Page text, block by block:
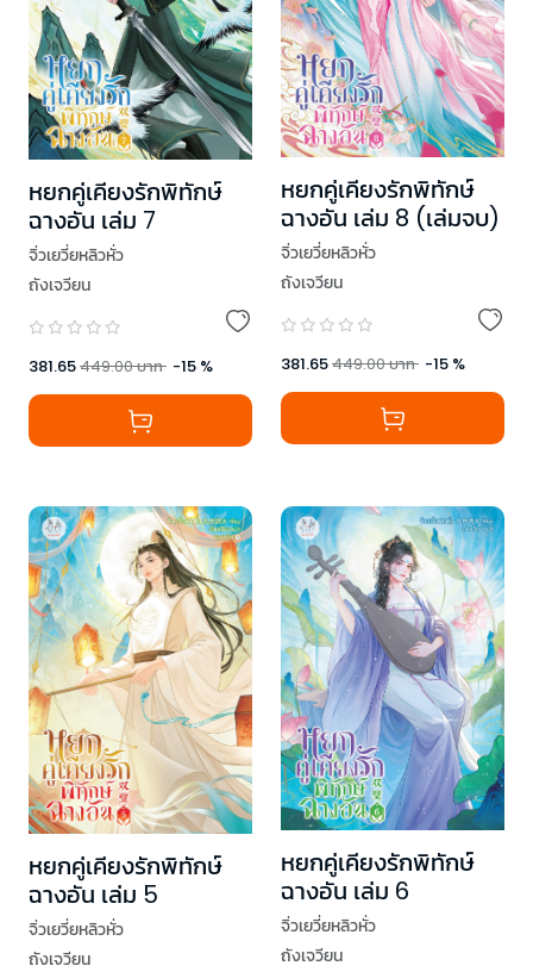
หยกคู่เคียงรักพิทักษ์
ฉางอัน เล่ม 7
จิ่วเยวี่ยหลิวหั่ว
ถังเจวียน
381.65449.00บาท -15 %
หยกคู่เคียงรักพิทักษ์
ฉางอัน เล่ม 8 (เล่มจบ)
จิ่วเยวี่ยหลิวหั่ว
ถังเจวียน
381.65449.00บาท -15 %
หยกคู่เคียงรักพิทักษ์
ฉางอัน เล่ม 5
จิ่วเยวี่ยหลิวหั่ว
ถังเจวียน
หยกคู่เคียงรักพิทักษ์
ฉางอัน เล่ม 6
จิ่วเยวี่ยหลิวหั่ว
ถังเจวียน